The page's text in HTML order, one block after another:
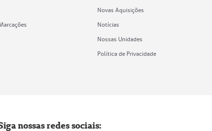
Novas Aquisições
Notícias
Nossas Unidades
Política de Privacidade
nossas redes sociais: